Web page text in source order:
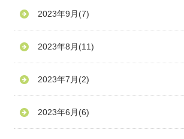
2023年9月 (7)
2023年8月 (11)
2023年7月 (2)
2023年6月 (6)